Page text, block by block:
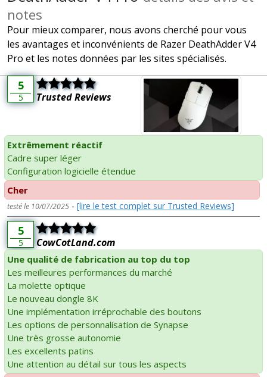
notes
Pour mieux comparer, nous avons cherché pour vous
les avantages et inconvénients de Razer DeathAdder V4
Pro et les notes données par les sites spécialisés.
5
5 Trusted Reviews
Extrêmement réactif
Cadre super léger
Configuration logicielle étendue
Cher
testé le 10/07/2025 - [lire le test complet sur Trusted Reviews]
5
5 CowCotLand.com
Une qualité de fabrication au top du top
Les meilleures performances du marché
La molette optique
Le nouveau dongle 8K
Une implémentation irréprochable des boutons
Les options de personnalisation de Synapse
Une très grosse autonomie
Les excellents patins
Une attention au détail sur tous les aspects